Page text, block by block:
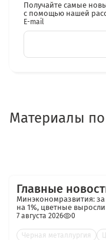
Получайте самые
с помощью нашей
E-mail
Материалы по
Главные
Минэкономразвития:
на 1%, цветные выросли
7 августа 2026 0
Черная металлургия